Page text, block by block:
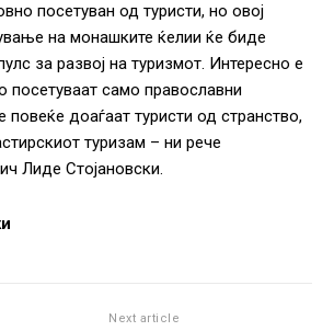
посетуван од туристи, но овој
на монашките ќелии ќе биде
за развој на туризмот. Интересно е
посетуваат само православни
повеќе доаѓаат туристи од странство,
туризам – ни рече
Лиде Стојановски.
Next article